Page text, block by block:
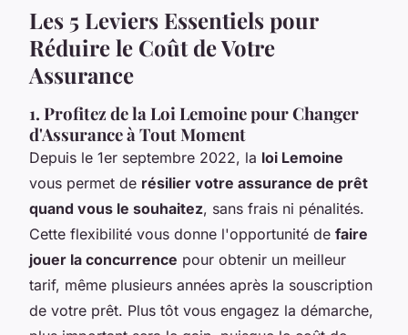
Les 5 Leviers Essentiels pour
Réduire le Coût de Votre
Assurance
1. Profitez de la Loi Lemoine pour Changer
d'Assurance à Tout Moment
Depuis le 1er septembre 2022, la loi Lemoine
vous permet de résilier votre assurance de prêt
quand vous le souhaitez, sans frais ni pénalités.
Cette flexibilité vous donne l'opportunité de faire
jouer la concurrence pour obtenir un meilleur
tarif, même plusieurs années après la souscription
de votre prêt. Plus tôt vous engagez la démarche,